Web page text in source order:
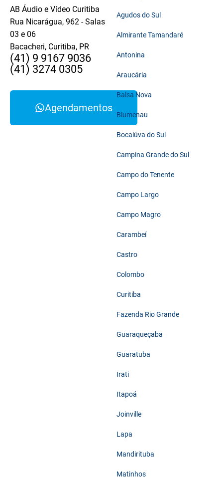
AB Áudio e Vídeo Curitiba
Rua Nicarágua, 962 - Salas
03 e 06
Bacacheri, Curitiba, PR
(41) 9 9167 9036
(41) 3274 0305
Agendamentos
Agudos do Sul
Almirante Tamandaré
Antonina
Araucária
Balsa Nova
Blumenau
Bocaiúva do Sul
Campina Grande do Sul
Campo do Tenente
Campo Largo
Campo Magro
Carambeí
Castro
Colombo
Curitiba
Fazenda Rio Grande
Guaraqueçaba
Guaratuba
Irati
Itapoá
Joinville
Lapa
Mandirituba
Matinhos